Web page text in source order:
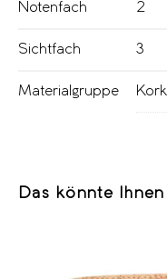
Notenfach 2
Sichtfach 3
Materialgruppe Kork
Das könnte